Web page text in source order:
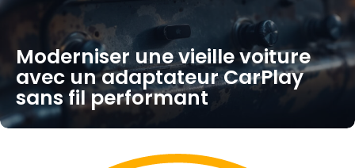
Moderniser une vieille voiture
avec un adaptateur CarPlay
sans fil performant